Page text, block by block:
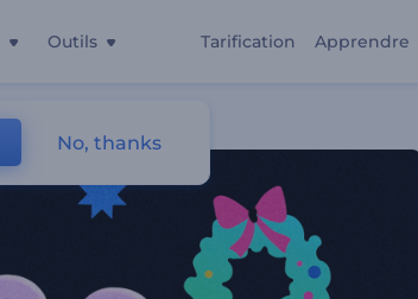
Outils Tarification Apprendre
No, thanks